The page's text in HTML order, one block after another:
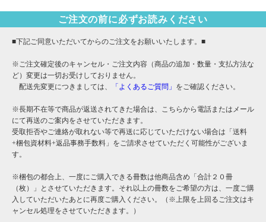
ご注文の前に必ずお読みください
■下記ご同意いただいてからのご注文をお願いいたします。■
※ご注文確定後のキャンセル・ご注文内容（商品の追加・数量・支払方法な
ど）変更は一切お受けしておりません。
配送先変更につきましては、
「よくあるご質問」 をご確認ください。
※長期不在等で商品が返送されてきた場合は、こちらから電話またはメール
にて再送のご案内をさせていただきます。
受取拒否やご連絡が取れない等で再送に応じていただけない場合は「送料
+梱包資材料+返品事務手数料」をご請求させていただく可能性がございま
す。
※梱包の都合上、一度にご購入できる冊数は他商品含め「合計２０冊
（枚）」とさせていただきます。それ以上の冊数をご希望の方は、一度ご購
入していただいたあとに再度ご購入ください。（※上限を上回るご注文はキ
ャンセル処理をさせていただきます。）